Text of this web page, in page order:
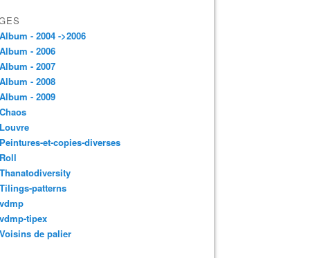
Album - 2004 ->2006
Album - 2006
Album - 2007
Album - 2008
Album - 2009
Chaos
Louvre
Peintures-et-copies-diverses
Roll
Thanatodiversity
Tilings-patterns
vdmp
vdmp-tipex
Voisins de palier